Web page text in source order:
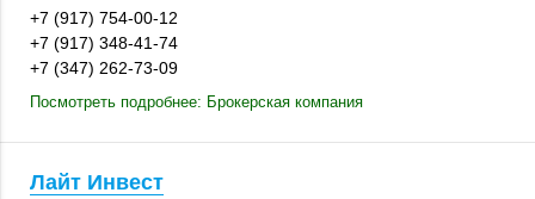
+7 (917) 754-00-12
+7 (917) 348-41-74
+7 (347) 262-73-09
Посмотреть подробнее: Брокерская компания
Лайт Инвест